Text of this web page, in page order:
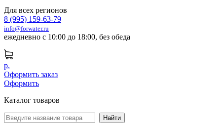
Для всех регионов
8 (995) 159-63-79
info@forwater.ru
ежедневно с 10:00 до 18:00, без обеда
р.
Оформить заказ
Оформить
Каталог товаров